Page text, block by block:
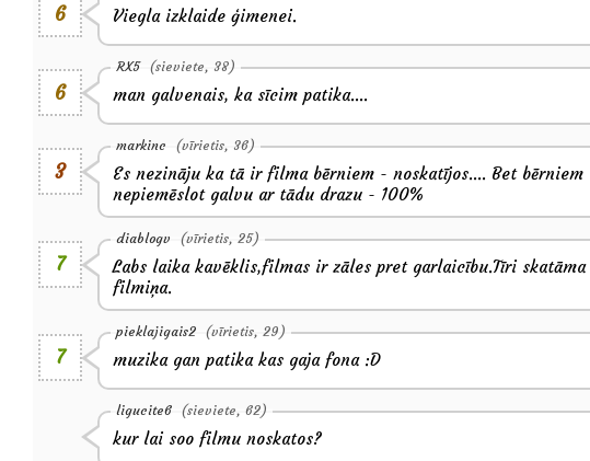
6 Viegla izklaide ģimenei.
6
RX5 (sieviete, 38)
man galvenais, ka sīcim patika....
3
markinc (vīrietis, 36)
Es nezināju ka tā ir filma bērniem - noskatījos.... Bet bērniem
nepiemēslot galvu ar tādu drazu - 100%
7
diablogv (vīrietis, 25)
Labs laika kavēklis,filmas ir zāles pret garlaicību.Tīri skatāma
filmiņa.
7
pieklajigais2 (vīrietis, 29)
muzika gan patika kas gaja fona :D
ligucite6 (sieviete, 62)
kur lai soo filmu noskatos?